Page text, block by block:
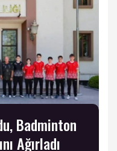
Badminton
Ağırladı